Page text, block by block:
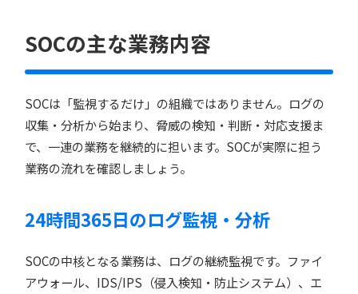
SOCの主な業務内容
SOCは「監視するだけ」の組織ではありません。ログの
収集・分析から始まり、脅威の検知・判断・対応支援ま
で、一連の業務を継続的に担います。SOCが実際に担う
業務の流れを確認しましょう。
24時間365日のログ監視・分析
SOCの中核となる業務は、ログの継続監視です。ファイ
アウォール、IDS/IPS（侵入検知・防止システム）、エ